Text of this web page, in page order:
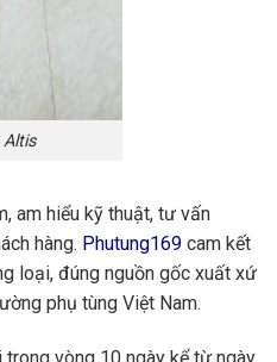
Altis
am hiểu kỹ thuật, tư vấn
hàng. Phutung169 cam kết
loại, đúng nguồn gốc xuất xứ
phụ tùng Việt Nam.